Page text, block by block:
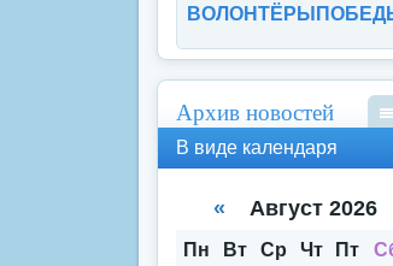
Архив новостей
спи
В виде календаря
« Август
Пн Вт Ср Чт Пт